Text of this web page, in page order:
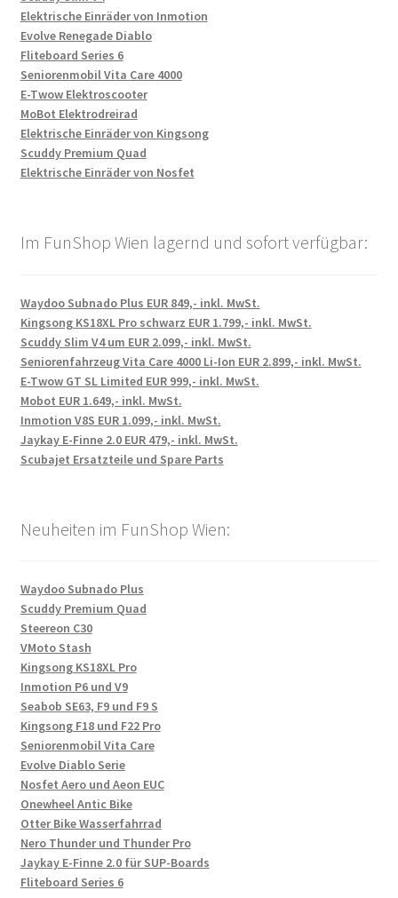
Elektrische Einräder von Inmotion
Evolve Renegade Diablo
Fliteboard Series 6
Seniorenmobil Vita Care 4000
E-Twow Elektroscooter
MoBot Elektrodreirad
Elektrische Einräder von Kingsong
Scuddy Premium Quad
Elektrische Einräder von Nosfet
Im FunShop Wien lagernd und sofort verfügbar:
Waydoo Subnado Plus EUR 849,- inkl. MwSt.
Kingsong KS18XL Pro schwarz EUR 1.799,- inkl. MwSt.
Scuddy Slim V4 um EUR 2.099,- inkl. MwSt.
Seniorenfahrzeug Vita Care 4000 Li-Ion EUR 2.899,- inkl. MwSt.
E-Twow GT SL Limited EUR 999,- inkl. MwSt.
Mobot EUR 1.649,- inkl. MwSt.
Inmotion V8S EUR 1.099,- inkl. MwSt.
Jaykay E-Finne 2.0 EUR 479,- inkl. MwSt.
Scubajet Ersatzteile und Spare Parts
Neuheiten im FunShop Wien:
Waydoo Subnado Plus
Scuddy Premium Quad
Steereon C30
VMoto Stash
Kingsong KS18XL Pro
Inmotion P6 und V9
Seabob SE63, F9 und F9 S
Kingsong F18 und F22 Pro
Seniorenmobil Vita Care
Evolve Diablo Serie
Nosfet Aero und Aeon EUC
Onewheel Antic Bike
Otter Bike Wasserfahrrad
Nero Thunder und Thunder Pro
Jaykay E-Finne 2.0 für SUP-Boards
Fliteboard Series 6